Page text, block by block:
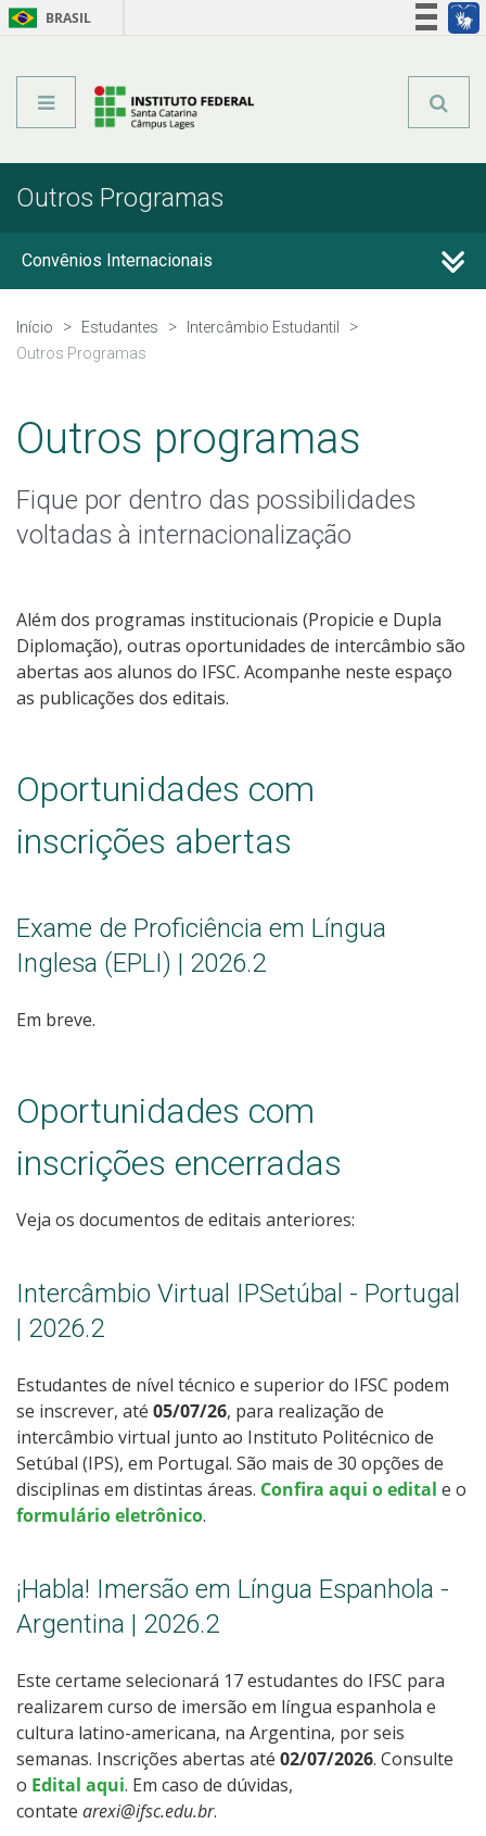
BRASIL
Outros Programas
Convênios Internacionais
Propicie
Outros Programas
Oportunidades Externas
Blog dos Intercambistas
Início Estudantes
Intercâmbio Estudantil
Outros Programas
Outros programas
Fique por dentro das possibilidades
voltadas à internacionalização
Além dos programas institucionais (Propicie e Dupla
Diplomação), outras oportunidades de intercâmbio são
abertas aos alunos do IFSC. Acompanhe neste espaço
as publicações dos editais.
Oportunidades com
inscrições abertas
Exame de Proficiência em Língua
Inglesa (EPLI) | 2026.2
Em breve.
Oportunidades com
inscrições encerradas
Veja os documentos de editais anteriores:
Intercâmbio Virtual IPSetúbal - Portugal
| 2026.2
Estudantes de nível técnico e superior do IFSC podem
se inscrever, até 05/07/26, para realização de
intercâmbio virtual junto ao Instituto Politécnico de
Setúbal (IPS), em Portugal. São mais de 30 opções de
disciplinas em distintas áreas. Confira aqui o edital e o
formulário eletrônico.
¡Habla! Imersão em Língua Espanhola -
Argentina | 2026.2
Este certame selecionará 17 estudantes do IFSC para
realizarem curso de imersão em língua espanhola e
cultura latino-americana, na Argentina, por seis
semanas. Inscrições abertas até 02/07/2026. Consulte
o Edital aqui. Em caso de dúvidas,
contate arexi@ifsc.edu.br.